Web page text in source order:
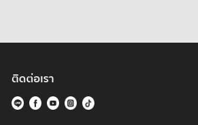
ติดต่อเรา